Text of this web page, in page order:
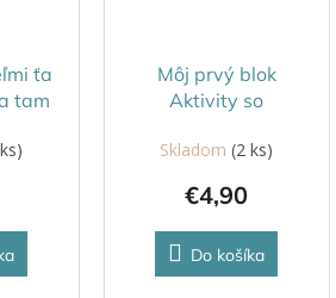
ťa
tam
Môj prvý blok
Aktivity so
Skladom(2 ks)
€4,90
Do košíka